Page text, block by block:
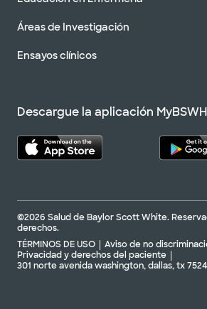
Áreas de Investigación
Ensayos clínicos
Descargue la aplicación
©2026 Salud de Baylor Scott White.
derechos.
TÉRMINOS DE USO
Aviso de no
Privacidad y derechos del paciente
301 norte avenida washington, dallas, tx